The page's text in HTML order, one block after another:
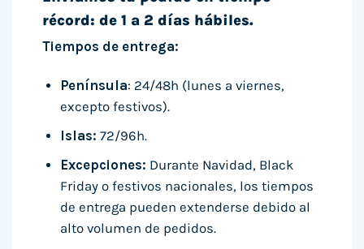
récord: de 1 a 2 días hábiles.
Tiempos de entrega:
Península: 24/48h (lunes a viernes,
excepto festivos).
Islas: 72/96h.
Excepciones: Durante Navidad, Black
Friday o festivos nacionales, los tiempos
de entrega pueden extenderse debido al
alto volumen de pedidos.